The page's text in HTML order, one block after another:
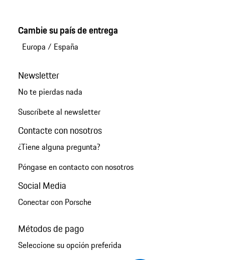
Cambie su país de entrega
Europa / España
Newsletter
No te pierdas nada
Suscríbete al newsletter
Contacte con nosotros
¿Tiene alguna pregunta?
Póngase en contacto con nosotros
Social Media
Conectar con Porsche
Métodos de pago
Seleccione su opción preferida